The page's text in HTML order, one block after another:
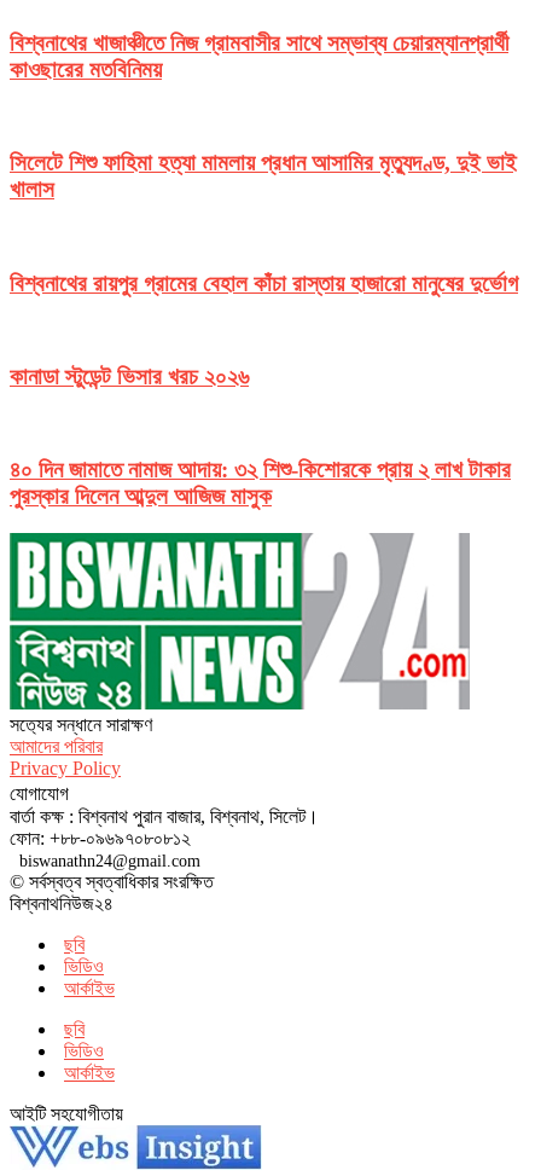
বিশ্বনাথের খাজাঞ্চীতে নিজ গ্রামবাসীর সাথে সম্ভাব্য চেয়ারম্যানপ্রার্থী
কাওছারের মতবিনিময়
সিলেটে শিশু ফাহিমা হত্যা মামলায় প্রধান আসামির মৃত্যুদণ্ড, দুই ভাই
খালাস
বিশ্বনাথের রায়পুর গ্রামের বেহাল কাঁচা রাস্তায় হাজারো মানুষের দুর্ভোগ
কানাডা স্টুডেন্ট ভিসার খরচ ২০২৬
৪০ দিন জামাতে নামাজ আদায়: ৩২ শিশু-কিশোরকে প্রায় ২ লাখ টাকার
পুরস্কার দিলেন আব্দুল আজিজ মাসুক
সত‌্যের সন্ধানে সারাক্ষণ
আমাদের পরিবার
Privacy Policy
যোগাযোগ
বার্তা কক্ষ : বিশ্বনাথ পুরান বাজার, বিশ্বনাথ, সিলেট।
ফোন: +৮৮-০৯৬৯৭০৮০৮১২
biswanathn24@gmail.com
© সর্বস্বত্ব স্বত্বাধিকার সংরক্ষিত
বিশ্বনাথনিউজ২৪
ছবি
ভিডিও
আর্কাইভ
ছবি
ভিডিও
আর্কাইভ
আইটি সহযোগীতায়